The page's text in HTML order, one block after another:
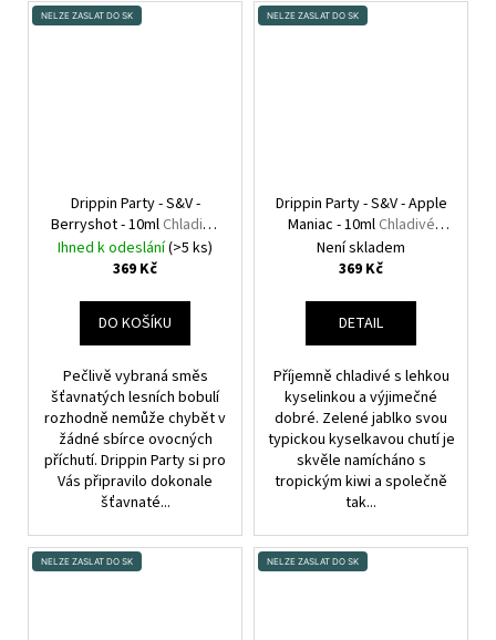
NELZE ZASLAT DO SK
Drippin Party - S&V -
Berryshot - 10ml Chladivé
kyselé maliny a sladké
borůvky
Ihned k odeslání(>5 ks)
369 Kč
DO KOŠÍKU
Pečlivě vybraná směs
šťavnatých lesních bobulí
rozhodně nemůže chybět v
žádné sbírce ovocných
příchutí. Drippin Party si pro
Vás připravilo dokonale
šťavnaté...
NELZE ZASLAT DO SK
Drippin Party - S&V - Apple
Maniac - 10ml Chladivé
jablko a kyselé kiwi
Není skladem
369 Kč
DETAIL
Příjemně chladivé s lehkou
kyselinkou a výjimečné
dobré. Zelené jablko svou
typickou kyselkavou chutí je
skvěle namícháno s
tropickým kiwi a společně
tak...
NELZE ZASLAT DO SK NELZE ZASLAT DO SK